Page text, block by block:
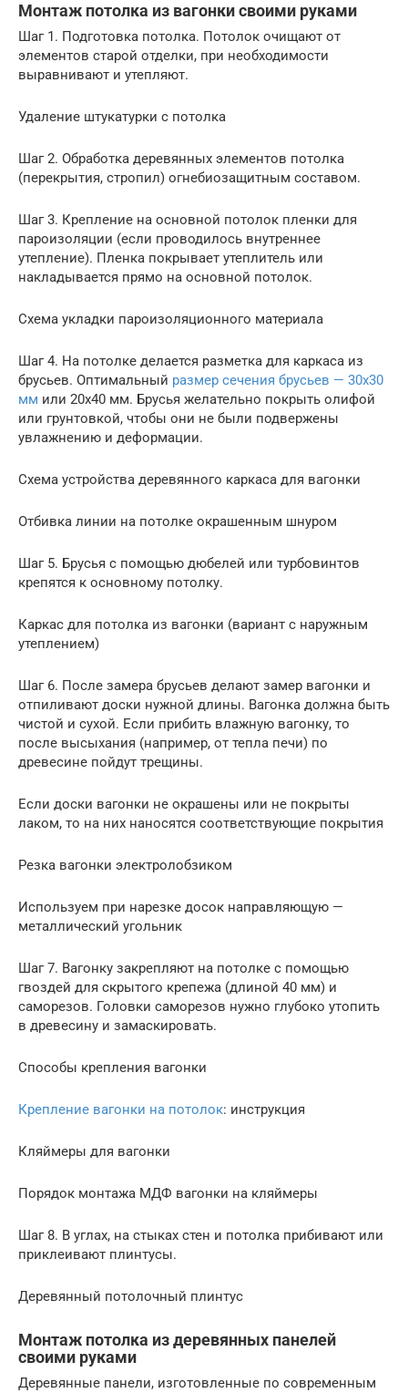
Монтаж потолка из вагонки своими руками
Шаг 1. Подготовка потолка. Потолок очищают от
элементов старой отделки, при необходимости
выравнивают и утепляют.
Удаление штукатурки с потолка
Шаг 2. Обработка деревянных элементов потолка
(перекрытия, стропил) огнебиозащитным составом.
Шаг 3. Крепление на основной потолок пленки для
пароизоляции (если проводилось внутреннее
утепление). Пленка покрывает утеплитель или
накладывается прямо на основной потолок.
Схема укладки пароизоляционного материала
Шаг 4. На потолке делается разметка для каркаса из
брусьев. Оптимальный размер сечения брусьев — 30х30
мм или 20х40 мм. Брусья желательно покрыть олифой
или грунтовкой, чтобы они не были подвержены
увлажнению и деформации.
Схема устройства деревянного каркаса для вагонки
Отбивка линии на потолке окрашенным шнуром
Шаг 5. Брусья с помощью дюбелей или турбовинтов
крепятся к основному потолку.
Каркас для потолка из вагонки (вариант с наружным
утеплением)
Шаг 6. После замера брусьев делают замер вагонки и
отпиливают доски нужной длины. Вагонка должна быть
чистой и сухой. Если прибить влажную вагонку, то
после высыхания (например, от тепла печи) по
древесине пойдут трещины.
Если доски вагонки не окрашены или не покрыты
лаком, то на них наносятся соответствующие покрытия
Резка вагонки электролобзиком
Используем при нарезке досок направляющую —
металлический угольник
Шаг 7. Вагонку закрепляют на потолке с помощью
гвоздей для cкрытого крепежа (длиной 40 мм) и
саморезов. Головки саморезов нужно глубоко утопить
в древесину и замаскировать.
Способы крепления вагонки
Крепление вагонки на потолок: инструкция
Кляймеры для вагонки
Порядок монтажа МДФ вагонки на кляймеры
Шаг 8. В углах, на стыках стен и потолка прибивают или
приклеивают плинтусы.
Деревянный потолочный плинтус
Монтаж потолка из деревянных панелей
своими руками
Деревянные панели, изготовленные по современным